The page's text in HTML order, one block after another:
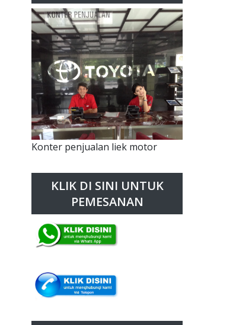
Konter penjualan liek motor
KLIK DI SINI UNTUK
PEMESANAN